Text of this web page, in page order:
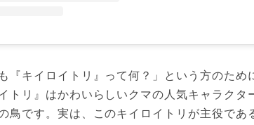
『キイロイトリ』って何？」という方のため
イトリ』はかわいらしいクマの人気キャラク
鳥です。実は、このキイロイトリが主役であ